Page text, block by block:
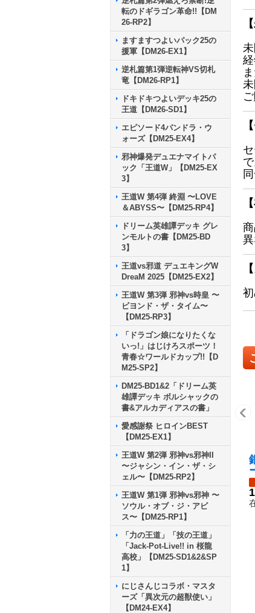
転のドギラゴン革命!!【DM
26-RP2】
ますますつよいパック25の
援軍【DM26-EX1】
逆札篇第1弾逆転神VS切札
竜【DM26-RP1】
ドキドキつよいデッキ25の
王道【DM26-SD1】
エピソード4パンドラ・ウ
ォーズ【DM25-EX4】
邪神爆発デュエナマイトパ
ック「王道W」【DM25-EX
3】
王道W 第4弾 終淵 〜LOVE
＆ABYSS〜【DM25-RP4】
ドリーム英雄譚デッキ グレ
ンモルトの書【DM25-BD
3】
王道vs邪道 デュエキングW
DreaM 2025【DM25-EX2】
王道W 第3弾 邪神vs時皇 〜
ビヨンド・ザ・タイム〜
【DM25-RP3】
「ドラゴン娘になりたくな
いっ!」はじけろスポーツ！
青春☆ワールドカップ!!【D
M25-SP2】
DM25-BD1&2「ドリーム英
雄譚デッキ ボルシャックの
書&アルカディアスの書」
愛感謝祭 ヒロインBEST
【DM25-EX1】
王道W 第2弾 邪神vs邪神II
〜ジャシン・イン・ザ・シ
ェル〜【DM25-RP2】
王道W 第1弾 邪神vs邪神 〜
ソウル・オブ・ジ・アビ
ス〜【DM25-RP1】
「力の王道」「技の王道」
「Jack-Pot-Live!! in 桜龍
高校」【DM25-SD1&2&SP
1】
にじさんじコラボ・マスタ
ーズ「異次元の超獣使い」
【DM24-EX4】